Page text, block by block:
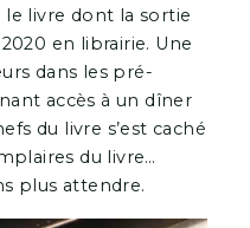
livre dont la sortie
en librairie. Une
dans les pré-
accès à un dîner
du livre s’est caché
du livre…
plus attendre.